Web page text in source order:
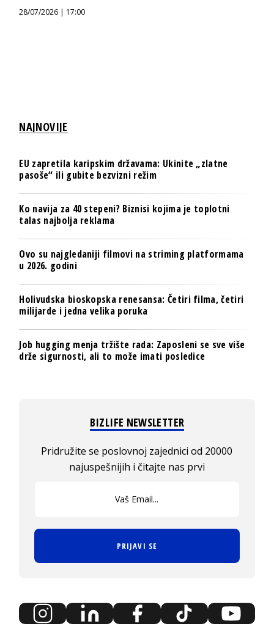
28/07/2026 | 17:00
NAJNOVIJE
EU zapretila karipskim državama: Ukinite „zlatne
pasoše“ ili gubite bezvizni režim
Ko navija za 40 stepeni? Biznisi kojima je toplotni
talas najbolja reklama
Ovo su najgledaniji filmovi na striming platformama
u 2026. godini
Holivudska bioskopska renesansa: Četiri filma, četiri
milijarde i jedna velika poruka
Job hugging menja tržište rada: Zaposleni se sve više
drže sigurnosti, ali to može imati posledice
BIZLIFE NEWSLETTER
Pridružite se poslovnoj zajednici od 20000
najuspešnijih i čitajte nas prvi
PRIJAVI SE